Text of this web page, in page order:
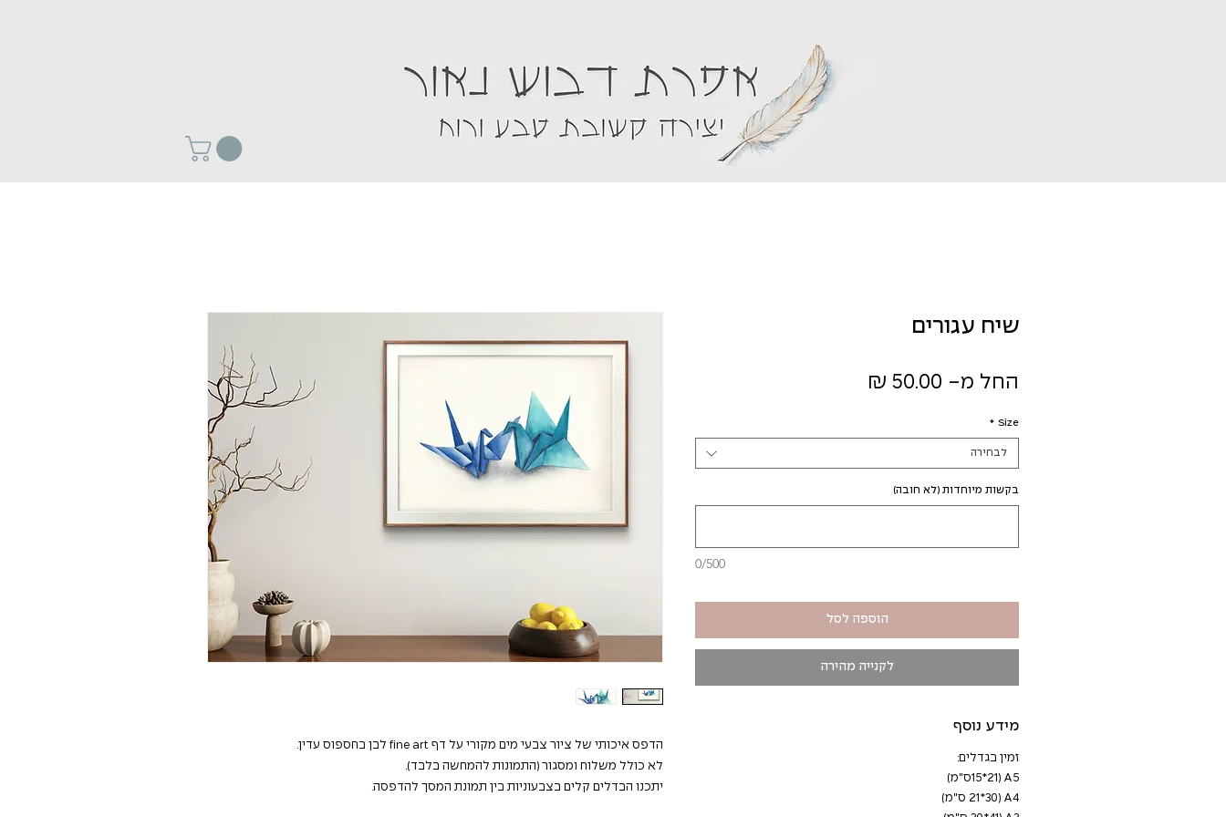
הדפס איכותי של ציור צבעי מים מקורי על דף fine art לבן בחספוס עדין.
לא כולל משלוח ומסגור (התמונות להמחשה בלבד).
יתכנו הבדלים קלים בצבעוניות בין תמונת המסך להדפסה.
שיח עגורים
החל מ- 50.00 ₪
Size
*
לבחירה
בקשות מיוחדות (לא חובה)
0/500
הוספה לסל
לקנייה מהירה
מידע נוסף
זמין בגדלים:
A5 (15*21ס"מ)
A4 (21*30 ס"מ)